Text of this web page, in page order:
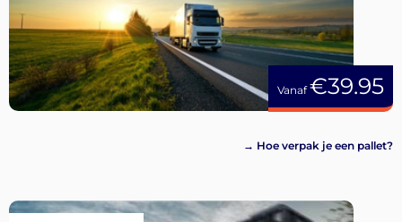
Vanaf€39.95
→ Hoe verpak je een pallet?